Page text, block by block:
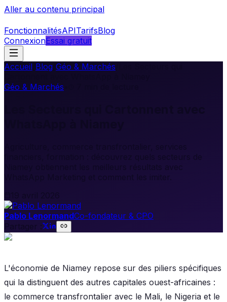
Aller au contenu principal
FonctionnalitésAPITarifsBlog
ConnexionEssai gratuit
Accueil Blog Géo & Marchés
Géo & Marchés
financiers, formation : découvrez quels secteurs de
Niamey obtiennent les meilleurs résultats avec
WhatsApp Marketing et comment les imiter.
Pablo LenormandCo-fondateur & CPO
Partager :
L'économie de Niamey repose sur des piliers spécifiques
qui la distinguent des autres capitales ouest-africaines :
le commerce transfrontalier avec le Mali, le Nigeria et le